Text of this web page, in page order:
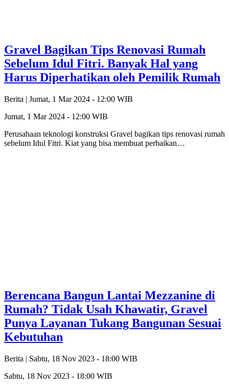
Gravel Bagikan Tips Renovasi Rumah
Sebelum Idul Fitri. Banyak Hal yang
Harus Diperhatikan oleh Pemilik Rumah
Berita | Jumat, 1 Mar 2024 - 12:00 WIB
Jumat, 1 Mar 2024 - 12:00 WIB
Perusahaan teknologi konstruksi Gravel bagikan tips renovasi rumah
sebelum Idul Fitri. Kiat yang bisa membuat perbaikan…
Berencana Bangun Lantai Mezzanine di
Rumah? Tidak Usah Khawatir, Gravel
Punya Layanan Tukang Bangunan Sesuai
Kebutuhan
Berita | Sabtu, 18 Nov 2023 - 18:00 WIB
Sabtu, 18 Nov 2023 - 18:00 WIB